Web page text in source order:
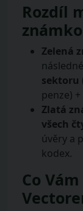
Rozdíl
Zelená
sektoru
penze)
Zlatá
všech
úvěry a
kodex.
Co